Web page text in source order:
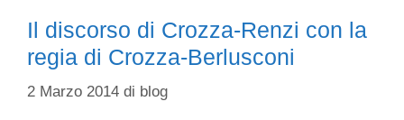
Il discorso di Crozza-Renzi con la
regia di Crozza-Berlusconi
2 Marzo 2014 di blog